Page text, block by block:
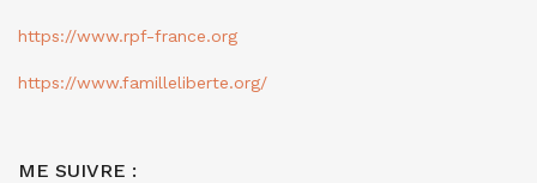
https://www.rpf-france.org
https://www.familleliberte.org/
ME SUIVRE :